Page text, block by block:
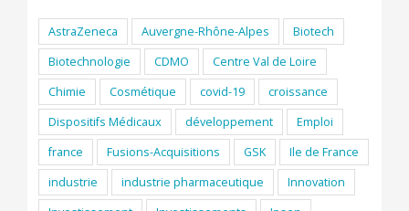
AstraZeneca Auvergne-Rhône-Alpes
Biotech
Biotechnologie
CDMO
Centre Val de Loire
Chimie
Cosmétique covid-19
croissance
Dispositifs Médicaux
développement
Emploi
france
Fusions-Acquisitions GSK
Ile de France
industrie
industrie pharmaceutique
Innovation